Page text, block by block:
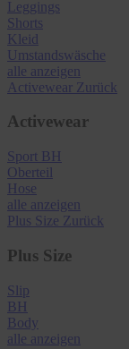
Leggings
Shorts
Kleid
Umstandswäsche
alle anzeigen
Activewear Zurück
Activewear
Sport BH
Oberteil
Hose
alle anzeigen
Plus Size Zurück
Plus Size
Slip
BH
Body
alle anzeigen